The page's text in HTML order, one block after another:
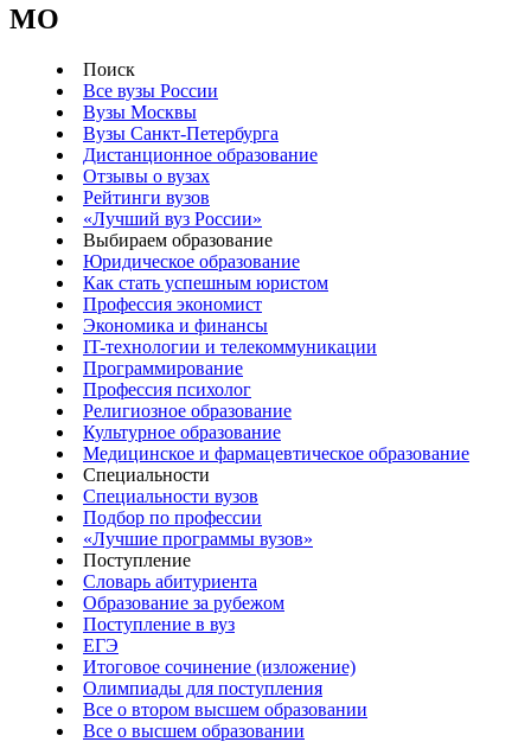
MO
Поиск
Все вузы России
Вузы Москвы
Вузы Санкт-Петербурга
Дистанционное образование
Отзывы о вузах
Рейтинги вузов
«Лучший вуз России»
Выбираем образование
Юридическое образование
Как стать успешным юристом
Профессия экономист
Экономика и финансы
IT-технологии и телекоммуникации
Программирование
Профессия психолог
Религиозное образование
Культурное образование
Медицинское и фармацевтическое образование
Специальности
Специальности вузов
Подбор по профессии
«Лучшие программы вузов»
Поступление
Словарь абитуриента
Образование за рубежом
Поступление в вуз
ЕГЭ
Итоговое сочинение (изложение)
Олимпиады для поступления
Все о втором высшем образовании
Все о высшем образовании